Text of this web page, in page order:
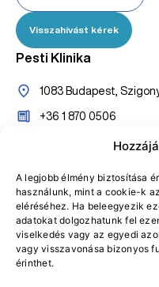
A legjobb élmény biztosítása
használunk, mint a cookie-k
eléréséhez. Ha beleegyezik
adatokat dolgozhatunk fel
viselkedés vagy az egyedi
vagy visszavonása bizonyos
érinthet.
Visszahívást kérek
Pesti Klinika
1083 Budapest,
+36 1 870 0506
+36 20 527 7005
Online bejelentkezés
Visszahívást kérek